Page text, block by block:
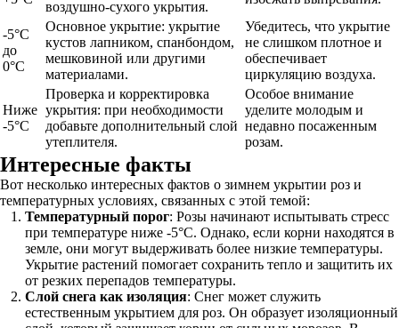
воздушно-сухого укрытия.
-5°C
до
0°C
Основное укрытие: укрытие
кустов лапником, спанбондом,
мешковиной или другими
материалами.
Убедитесь, что укрытие
не слишком плотное и
обеспечивает
циркуляцию воздуха.
Ниже
-5°C
Проверка и корректировка
укрытия: при необходимости
добавьте дополнительный слой
утеплителя.
Особое внимание
уделите молодым и
недавно посаженным
розам.
Интересные факты
Вот несколько интересных фактов о зимнем укрытии роз и
температурных условиях, связанных с этой темой:
Температурный порог: Розы начинают испытывать стресс
при температуре ниже -5°C. Однако, если корни находятся в
земле, они могут выдерживать более низкие температуры.
Укрытие растений помогает сохранить тепло и защитить их
от резких перепадов температуры.
Слой снега как изоляция: Снег может служить
естественным укрытием для роз. Он образует изоляционный